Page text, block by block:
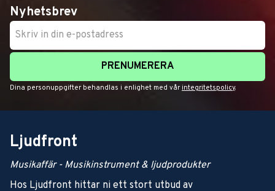
Nyhetsbrev
PRENUMERERA
Dina personuppgifter behandlas i enlighet med vår integritetspolicy.
Ljudfront
Musikaffär - Musikinstrument & ljudprodukter
Hos Ljudfront hittar ni ett stort utbud av